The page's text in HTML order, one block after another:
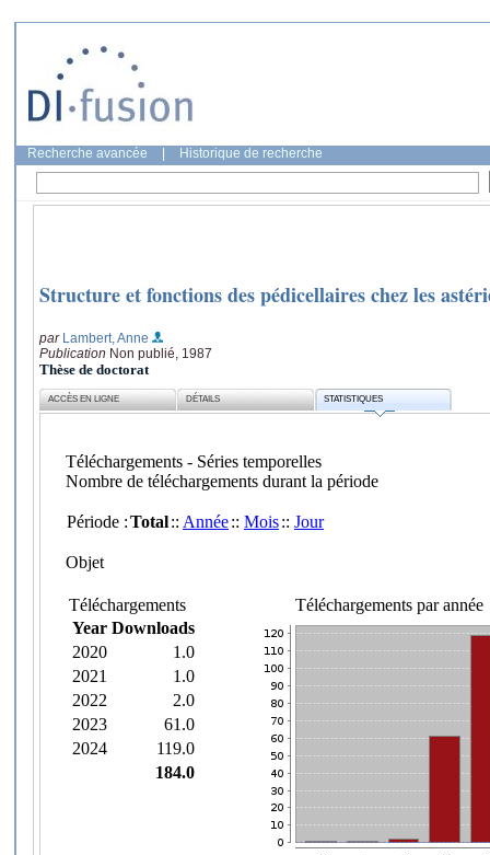
Recherche avancée Historique de recherche
Structure et fonctions des pédicellaires chez les
par Lambert, Anne
Publication Non publié, 1987
Thèse de doctorat
ACCÈS EN LIGNE DÉTAILS STATISTIQUES